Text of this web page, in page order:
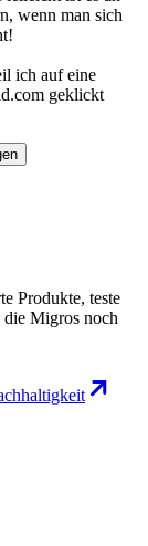
wenn man sich
ich auf eine
geklickt
Produkte, teste
Migros noch